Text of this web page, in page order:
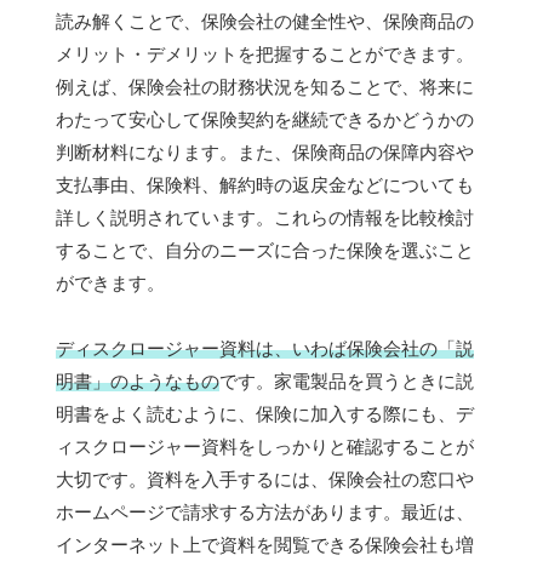
読み解くことで、保険会社の健全性や、保険商品の
メリット・デメリットを把握することができます。
例えば、保険会社の財務状況を知ることで、将来に
わたって安心して保険契約を継続できるかどうかの
判断材料になります。また、保険商品の保障内容や
支払事由、保険料、解約時の返戻金などについても
詳しく説明されています。これらの情報を比較検討
することで、自分のニーズに合った保険を選ぶこと
ができます。
ディスクロージャー資料は、いわば保険会社の「説
明書」のようなものです。家電製品を買うときに説
明書をよく読むように、保険に加入する際にも、デ
ィスクロージャー資料をしっかりと確認することが
大切です。資料を入手するには、保険会社の窓口や
ホームページで請求する方法があります。最近は、
インターネット上で資料を閲覧できる保険会社も増